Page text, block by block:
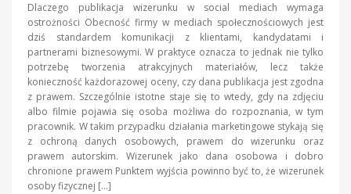
Dlaczego publikacja wizerunku w social mediach wymaga
ostrożności Obecność firmy w mediach społecznościowych jest
dziś standardem komunikacji z klientami, kandydatami i
partnerami biznesowymi. W praktyce oznacza to jednak nie tylko
potrzebę tworzenia atrakcyjnych materiałów, lecz także
konieczność każdorazowej oceny, czy dana publikacja jest zgodna
z prawem. Szczególnie istotne staje się to wtedy, gdy na zdjęciu
albo filmie pojawia się osoba możliwa do rozpoznania, w tym
pracownik. W takim przypadku działania marketingowe stykają się
z ochroną danych osobowych, prawem do wizerunku oraz
prawem autorskim. Wizerunek jako dana osobowa i dobro
chronione prawem Punktem wyjścia powinno być to, że wizerunek
osoby fizycznej […]